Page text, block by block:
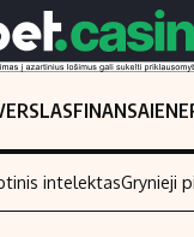
FINANSAI
intelektasGrynieji